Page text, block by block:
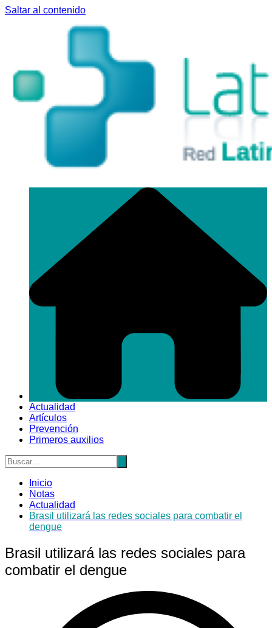
Saltar al contenido
Actualidad
Artículos
Prevención
Primeros auxilios
Inicio
Notas
Actualidad
Brasil utilizará las redes sociales para combatir el
dengue
Brasil utilizará las redes sociales para
combatir el dengue